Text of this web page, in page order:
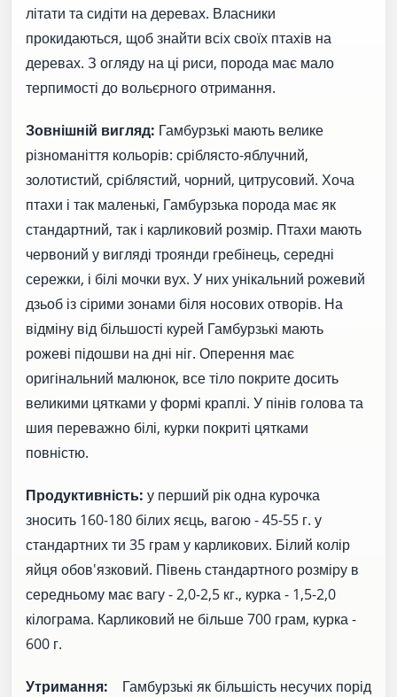
літати та сидіти на деревах. Власники
прокидаються, щоб знайти всіх своїх птахів на
деревах. З огляду на ці риси, порода має мало
терпимості до вольєрного отримання.
Зовнішній вигляд: Гамбурзькі мають велике
різноманіття кольорів: сріблясто-яблучний,
золотистий, сріблястий, чорний, цитрусовий. Хоча
птахи і так маленькі, Гамбурзька порода має як
стандартний, так і карликовий розмір. Птахи мають
червоний у вигляді троянди гребінець, середні
сережки, і білі мочки вух. У них унікальний рожевий
дзьоб із сірими зонами біля носових отворів. На
відміну від більшості курей Гамбурзькі мають
рожеві підошви на дні ніг. Оперення має
оригінальний малюнок, все тіло покрите досить
великими цятками у формі краплі. У пінів голова та
шия переважно білі, курки покриті цятками
повністю.
Продуктивність: у перший рік одна курочка
зносить 160-180 білих яєць, вагою - 45-55 г. у
стандартних ти 35 грам у карликових. Білий колір
яйця обов'язковий. Півень стандартного розміру в
середньому має вагу - 2,0-2,5 кг., курка - 1,5-2,0
кілограма. Карликовий не більше 700 грам, курка -
600 г.
Утримання: Гамбурзькі як більшість несучих порід